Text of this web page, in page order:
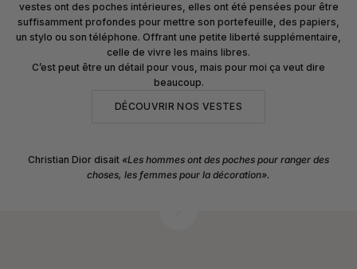
vestes ont des poches intérieures, elles ont été pensées pour être
suffisamment profondes pour mettre son portefeuille, des papiers,
un stylo ou son téléphone. Offrant une petite liberté supplémentaire,
celle de vivre les mains libres.
C’est peut être un détail pour vous, mais pour moi ça veut dire
beaucoup.
DÉCOUVRIR NOS VESTES
Christian Dior disait «Les hommes ont des poches pour ranger des
choses, les femmes pour la décoration».